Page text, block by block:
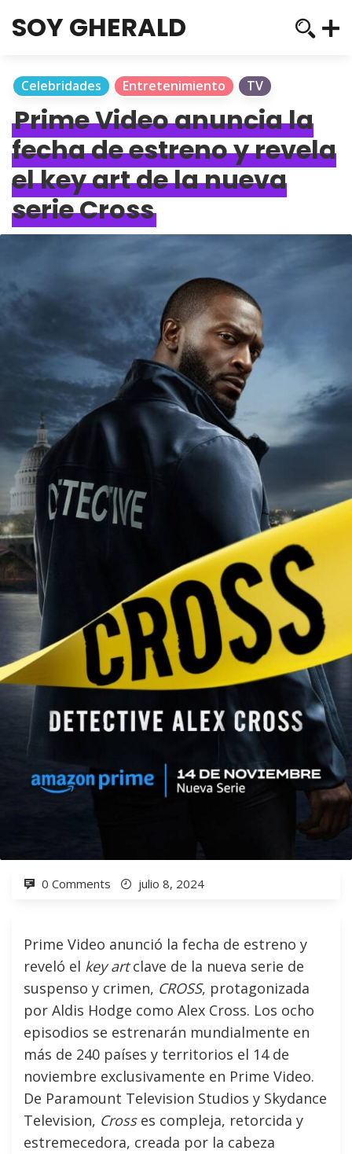
SOY GHERALD
Celebridades Entretenimiento TV
Prime Video anuncia la
fecha de estreno y revela
el key art de la nueva
serie Cross
0 Comments julio 8, 2024
Prime Video anunció la fecha de estreno y
reveló el key artclave de la nueva serie de
suspenso y crimen, CROSS, protagonizada
por Aldis Hodge como Alex Cross. Los ocho
episodios se estrenarán mundialmente en
más de 240 países y territorios el 14 de
noviembre exclusivamente en Prime Video.
De Paramount Television Studios y Skydance
Television, Crosses compleja, retorcida y
estremecedora, creada por la cabeza